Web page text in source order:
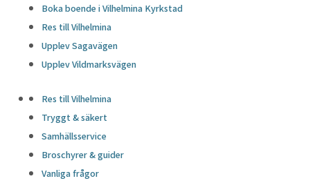
Boka boende i Vilhelmina Kyrkstad
Res till Vilhelmina
Upplev Sagavägen
Upplev Vildmarksvägen
Res till Vilhelmina
Tryggt & säkert
Samhällsservice
Broschyrer & guider
Vanliga frågor